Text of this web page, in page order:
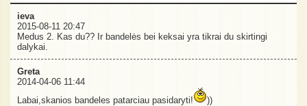
ieva
2015-08-11 20:47
Medus 2. Kas du?? Ir bandelės bei keksai yra tikrai du skirtingi
dalykai.
Greta
2014-04-06 11:44
Labai,skanios bandeles patarciau pasidaryti!
))